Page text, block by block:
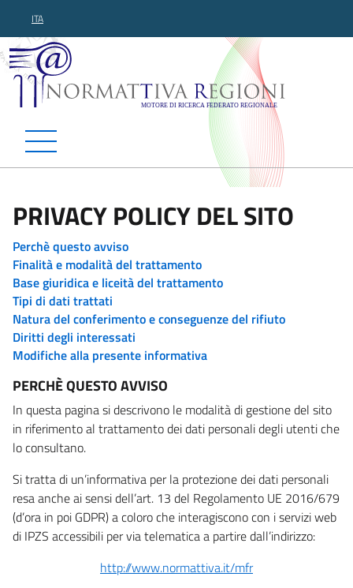
ITA
Normattiva Regioni -
PRIVACY POLICY DEL SITO
Perchè questo avviso
Finalità e modalità del trattamento
Base giuridica e liceità del trattamento
Tipi di dati trattati
Natura del conferimento e conseguenze del rifiuto
Diritti degli interessati
Modifiche alla presente informativa
PERCHÈ QUESTO AVVISO
In questa pagina si descrivono le modalità di gestione del sito
in riferimento al trattamento dei dati personali degli utenti che
lo consultano.
Si tratta di un’informativa per la protezione dei dati personali
resa anche ai sensi dell’art. 13 del Regolamento UE 2016/679
(d’ora in poi GDPR) a coloro che interagiscono con i servizi web
di IPZS accessibili per via telematica a partire dall’indirizzo:
http://www.normattiva.it/mfr